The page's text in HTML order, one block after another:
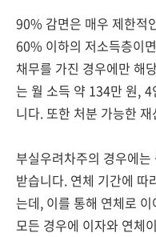
90% 감면은 매우 제한적
60% 이하의 저소득층이
채무를 가진 경우에만 해
는 월 소득 약 134만 원,
니다. 또한 처분 가능한
부실우려차주의 경우에
받습니다. 연체 기간에 따
는데, 이를 통해 연체로
모든 경우에 이자와 연체